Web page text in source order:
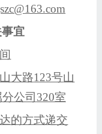
163.com
宜
山大路123号山
公司 320室
的方式递交